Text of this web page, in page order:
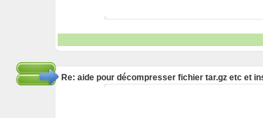
Re: aide pour décompresser fichier tar.gz etc et